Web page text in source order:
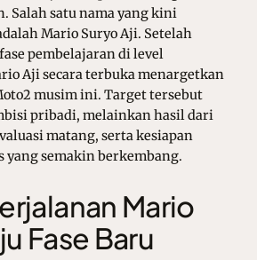
Salah satu nama yang kini
Mario Suryo Aji. Setelah
pembelajaran di level
Aji secara terbuka menargetkan
musim ini. Target tersebut
pribadi, melainkan hasil dari
matang, serta kesiapan
yang semakin berkembang.
Mario
Fase Baru